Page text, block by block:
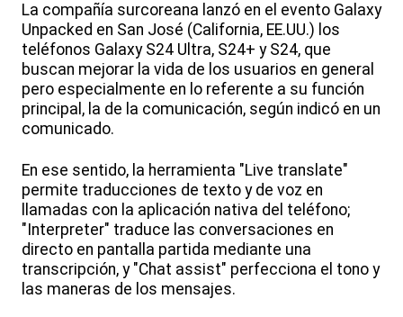
La compañía surcoreana lanzó en el evento Galaxy
Unpacked en San José (California, EE.UU.) los
teléfonos Galaxy S24 Ultra, S24+ y S24, que
buscan mejorar la vida de los usuarios en general
pero especialmente en lo referente a su función
principal, la de la comunicación, según indicó en un
comunicado.
En ese sentido, la herramienta "Live translate"
permite traducciones de texto y de voz en
llamadas con la aplicación nativa del teléfono;
"Interpreter" traduce las conversaciones en
directo en pantalla partida mediante una
transcripción, y "Chat assist" perfecciona el tono y
las maneras de los mensajes.